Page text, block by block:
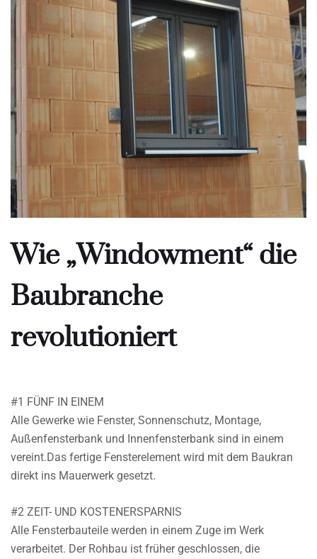
Wie „Windowment“ die
Baubranche
revolutioniert
#1 FÜNF IN EINEM
Alle Gewerke wie Fenster, Sonnenschutz, Montage,
Außenfensterbank und Innenfensterbank sind in einem
vereint.Das fertige Fensterelement wird mit dem Baukran
direkt ins Mauerwerk gesetzt.
#2 ZEIT- UND KOSTENERSPARNIS
Alle Fensterbauteile werden in einem Zuge im Werk
verarbeitet. Der Rohbau ist früher geschlossen, die